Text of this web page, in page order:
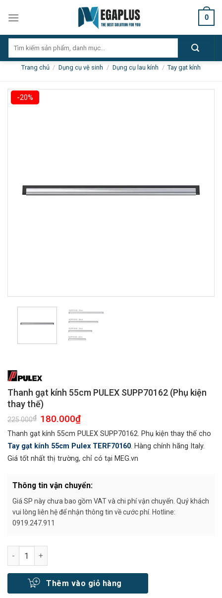
0
kiếm:
Trang chủ / Dụng cụ vệ sinh / Dụng cụ lau kính / Tay gạt kính
-20%
Thanh gạt kính 55cm PULEX SUPP70162 (Phụ kiện
thay thế)
225.000₫ Giá
gốc
là:
225.000₫.
180.000₫Giá
tại
là:
180.000₫.
Thanh gạt kính 55cm PULEX SUPP70162. Phụ kiện thay thế cho
Tay gạt kính 55cm Pulex TERF70160. Hàng chính hãng Italy.
Giá tốt nhất thị trường, chỉ có tại MEG.vn
Thông tin vận chuyển:
Giá SP này chưa bao gồm VAT và chi phí vận chuyển. Quý khách
vui lòng liên hệ để nhận thông tin về cước phí. Hotline:
0919.247.911
Số lượng
Thêm vào giỏ hàng